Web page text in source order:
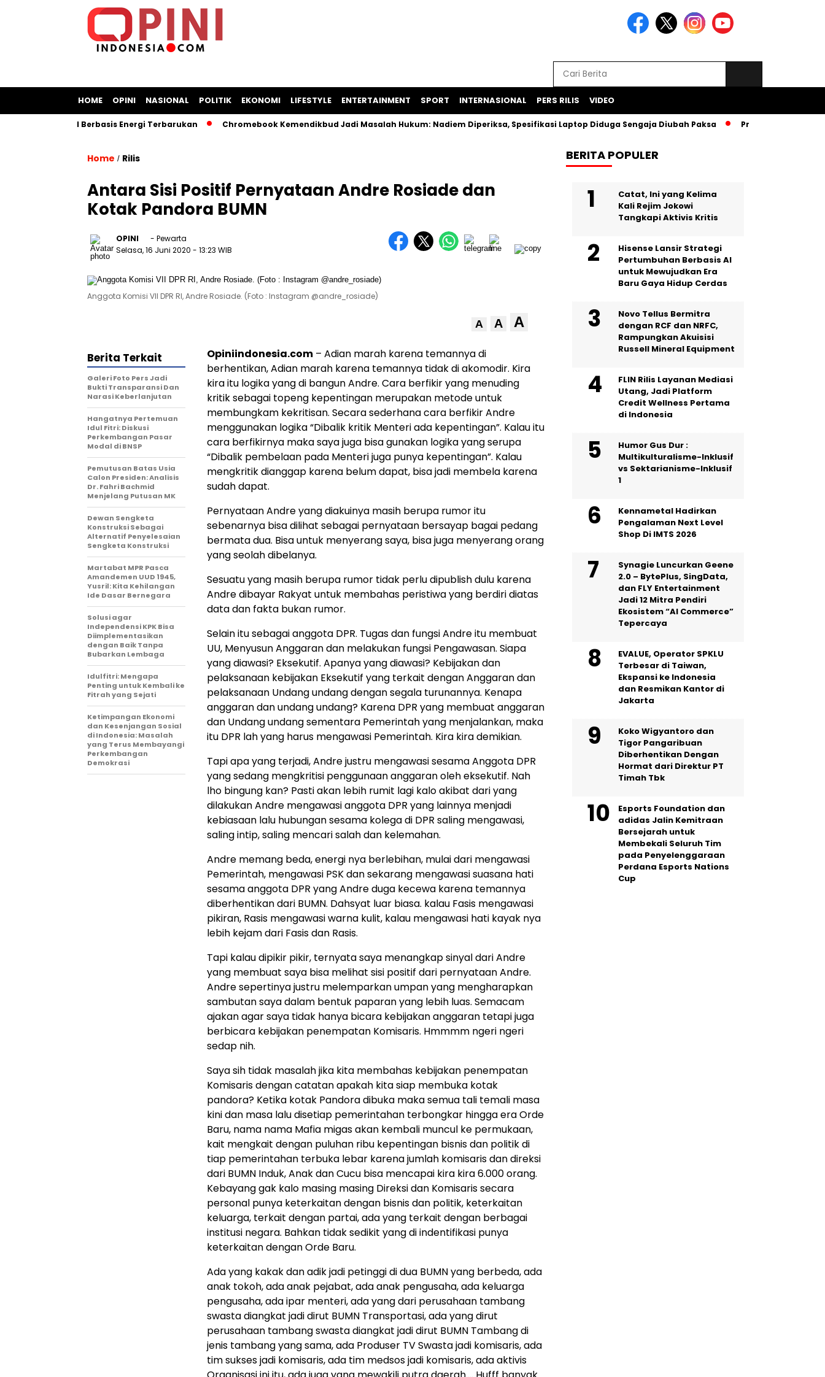
HOME OPINI NASIONAL POLITIK EKONOMI LIFESTYLE ENTERTAINMENT SPORT INTERNASIONAL PERS RILIS VIDEO
Kapal Berbasis Energi Terbarukan Chromebook Kemendikbud Jadi Masalah Hukum: Nadiem Diperiksa, Spesifikasi Laptop Diduga Sengaja Diubah Paksa Proyek Iklan Bank BJB
Home / Rilis
Antara Sisi Positif Pernyataan Andre Rosiade dan
Kotak Pandora BUMN
OPINI
- Pewarta
Selasa, 16 Juni 2020 - 13:23 WIB
Anggota Komisi VII DPR RI, Andre Rosiade. (Foto : Instagram @andre_rosiade)
A A A
Opiniindonesia.com – Adian marah karena temannya di
berhentikan, Adian marah karena temannya tidak di akomodir. Kira
kira itu logika yang di bangun Andre. Cara berfikir yang menuding
kritik sebagai topeng kepentingan merupakan metode untuk
membungkam kekritisan. Secara sederhana cara berfikir Andre
menggunakan logika “Dibalik kritik Menteri ada kepentingan”. Kalau itu
cara berfikirnya maka saya juga bisa gunakan logika yang serupa
“Dibalik pembelaan pada Menteri juga punya kepentingan”. Kalau
mengkritik dianggap karena belum dapat, bisa jadi membela karena
sudah dapat.
Pernyataan Andre yang diakuinya masih berupa rumor itu
sebenarnya bisa dilihat sebagai pernyataan bersayap bagai pedang
bermata dua. Bisa untuk menyerang saya, bisa juga menyerang orang
yang seolah dibelanya.
Sesuatu yang masih berupa rumor tidak perlu dipublish dulu karena
Andre dibayar Rakyat untuk membahas peristiwa yang berdiri diatas
data dan fakta bukan rumor.
Selain itu sebagai anggota DPR. Tugas dan fungsi Andre itu membuat
UU, Menyusun Anggaran dan melakukan fungsi Pengawasan. Siapa
yang diawasi? Eksekutif. Apanya yang diawasi? Kebijakan dan
pelaksanaan kebijakan Eksekutif yang terkait dengan Anggaran dan
pelaksanaan Undang undang dengan segala turunannya. Kenapa
anggaran dan undang undang? Karena DPR yang membuat anggaran
dan Undang undang sementara Pemerintah yang menjalankan, maka
itu DPR lah yang harus mengawasi Pemerintah. Kira kira demikian.
Tapi apa yang terjadi, Andre justru mengawasi sesama Anggota DPR
yang sedang mengkritisi penggunaan anggaran oleh eksekutif. Nah
lho bingung kan? Pasti akan lebih rumit lagi kalo akibat dari yang
dilakukan Andre mengawasi anggota DPR yang lainnya menjadi
kebiasaan lalu hubungan sesama kolega di DPR saling mengawasi,
saling intip, saling mencari salah dan kelemahan.
Andre memang beda, energi nya berlebihan, mulai dari mengawasi
Pemerintah, mengawasi PSK dan sekarang mengawasi suasana hati
sesama anggota DPR yang Andre duga kecewa karena temannya
diberhentikan dari BUMN. Dahsyat luar biasa. kalau Fasis mengawasi
pikiran, Rasis mengawasi warna kulit, kalau mengawasi hati kayak nya
lebih kejam dari Fasis dan Rasis.
Tapi kalau dipikir pikir, ternyata saya menangkap sinyal dari Andre
yang membuat saya bisa melihat sisi positif dari pernyataan Andre.
Andre sepertinya justru melemparkan umpan yang mengharapkan
sambutan saya dalam bentuk paparan yang lebih luas. Semacam
ajakan agar saya tidak hanya bicara kebijakan anggaran tetapi juga
berbicara kebijakan penempatan Komisaris. Hmmmm ngeri ngeri
sedap nih.
Saya sih tidak masalah jika kita membahas kebijakan penempatan
Komisaris dengan catatan apakah kita siap membuka kotak
pandora? Ketika kotak Pandora dibuka maka semua tali temali masa
kini dan masa lalu disetiap pemerintahan terbongkar hingga era Orde
Baru, nama nama Mafia migas akan kembali muncul ke permukaan,
kait mengkait dengan puluhan ribu kepentingan bisnis dan politik di
tiap pemerintahan terbuka lebar karena jumlah komisaris dan direksi
dari BUMN Induk, Anak dan Cucu bisa mencapai kira kira 6.000 orang.
Kebayang gak kalo masing masing Direksi dan Komisaris secara
personal punya keterkaitan dengan bisnis dan politik, keterkaitan
keluarga, terkait dengan partai, ada yang terkait dengan berbagai
institusi negara. Bahkan tidak sedikit yang di indentifikasi punya
keterkaitan dengan Orde Baru.
Ada yang kakak dan adik jadi petinggi di dua BUMN yang berbeda, ada
anak tokoh, ada anak pejabat, ada anak pengusaha, ada keluarga
pengusaha, ada ipar menteri, ada yang dari perusahaan tambang
swasta diangkat jadi dirut BUMN Transportasi, ada yang dirut
perusahaan tambang swasta diangkat jadi dirut BUMN Tambang di
jenis tambang yang sama, ada Produser TV Swasta jadi komisaris, ada
tim sukses jadi komisaris, ada tim medsos jadi komisaris, ada aktivis
Berita Terkait
Galeri Foto Pers Jadi
Bukti Transparansi Dan
Narasi Keberlanjutan
Hangatnya Pertemuan
Idul Fitri: Diskusi
Perkembangan Pasar
Modal di BNSP
Pemutusan Batas Usia
Calon Presiden: Analisis
Dr. Fahri Bachmid
Menjelang Putusan MK
Dewan Sengketa
Konstruksi Sebagai
Alternatif Penyelesaian
Sengketa Konstruksi
Martabat MPR Pasca
Amandemen UUD 1945,
Yusril: Kita Kehilangan
Ide Dasar Bernegara
Solusi agar
Independensi KPK Bisa
Diimplementasikan
dengan Baik Tanpa
Bubarkan Lembaga
Idulfitri: Mengapa
Penting untuk Kembali ke
Fitrah yang Sejati
Ketimpangan Ekonomi
dan Kesenjangan Sosial
di Indonesia: Masalah
yang Terus Membayangi
Perkembangan
Demokrasi
BERITA POPULER
Catat, Ini yang Kelima
Kali Rejim Jokowi
Tangkapi Aktivis Kritis
Hisense Lansir Strategi
Pertumbuhan Berbasis AI
untuk Mewujudkan Era
Baru Gaya Hidup Cerdas
Novo Tellus Bermitra
dengan RCF dan NRFC,
Rampungkan Akuisisi
Russell Mineral Equipment
FLIN Rilis Layanan Mediasi
Utang, Jadi Platform
Credit Wellness Pertama
di Indonesia
Humor Gus Dur :
Multikulturalisme-Inklusif
vs Sektarianisme-Inklusif
1
Kennametal Hadirkan
Pengalaman Next Level
Shop Di IMTS 2026
Synagie Luncurkan Geene
2.0 – BytePlus, SingData,
dan FLY Entertainment
Jadi 12 Mitra Pendiri
Ekosistem “AI Commerce”
Tepercaya
EVALUE, Operator SPKLU
Terbesar di Taiwan,
Ekspansi ke Indonesia
dan Resmikan Kantor di
Jakarta
Koko Wigyantoro dan
Tigor Pangaribuan
Diberhentikan Dengan
Hormat dari Direktur PT
Timah Tbk
Esports Foundation dan
adidas Jalin Kemitraan
Bersejarah untuk
Membekali Seluruh Tim
pada Penyelenggaraan
Perdana Esports Nations
Cup